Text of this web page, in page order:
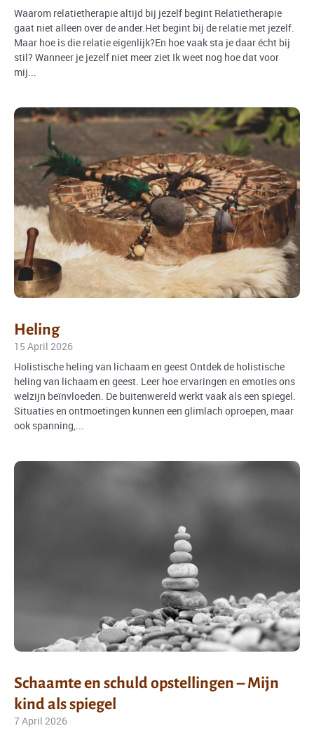
Waarom relatietherapie altijd bij jezelf begint Relatietherapie
gaat niet alleen over de ander.Het begint bij de relatie met jezelf.
Maar hoe is die relatie eigenlijk?En hoe vaak sta je daar écht bij
stil? Wanneer je jezelf niet meer ziet Ik weet nog hoe dat voor
mij...
Heling
15 April 2026
Holistische heling van lichaam en geest Ontdek de holistische
heling van lichaam en geest. Leer hoe ervaringen en emoties ons
welzijn beïnvloeden. De buitenwereld werkt vaak als een spiegel.
Situaties en ontmoetingen kunnen een glimlach oproepen, maar
ook spanning,...
Schaamte en schuld opstellingen – Mijn
kind als spiegel
7 April 2026